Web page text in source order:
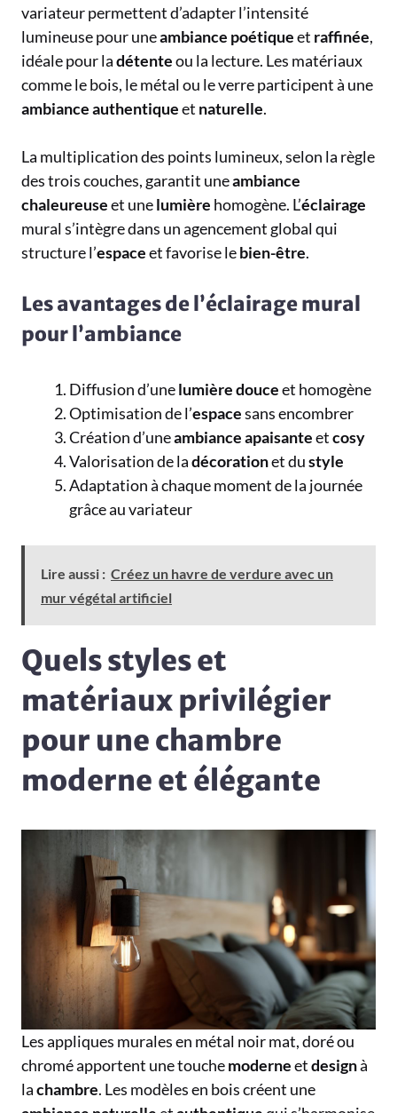
variateur permettent d’adapter l’intensité
lumineuse pour uneambiance poétiqueet raffinée,
idéale pour ladétenteou la lecture. Les matériaux
comme le bois, le métal ou le verre participent à une
ambianceauthentiqueet naturelle.
La multiplication des points lumineux, selon la règle
des trois couches, garantit uneambiance
chaleureuseet unelumière homogène. L’éclairage
mural s’intègre dans un agencement global qui
structure l’espaceet favorise lebien-être.
Les avantages de l’éclairage mural
pour l’ambiance
Diffusion d’unelumièredouceet homogène
Optimisation de l’espacesans encombrer
Création d’uneambianceapaisanteetcosy
Valorisation de ladécorationet dustyle
Adaptation à chaque moment de la journée
grâce au variateur
Lire aussi : Créez un havre de verdure avec un
mur végétal artificiel
Quels styles et
matériaux privilégier
pour une chambre
moderne et élégante
Les appliques murales en métal noir mat, doré ou
chromé apportent une touchemoderneetdesignà
lachambre. Les modèles en bois créent une